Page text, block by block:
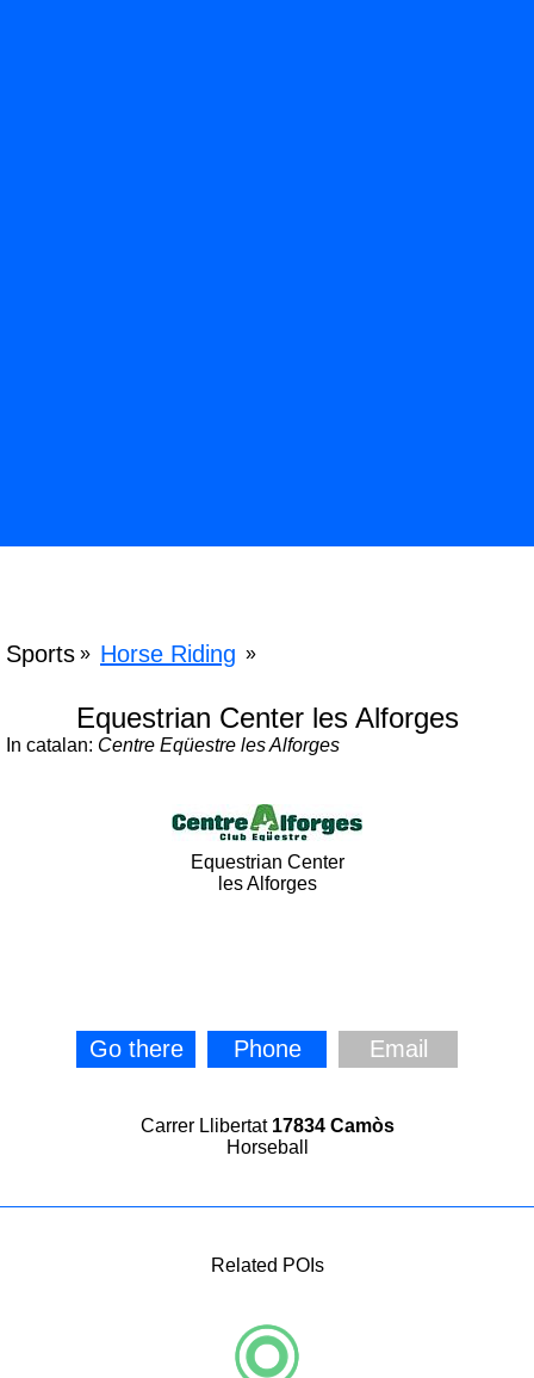
Sports » Horse Riding »
Equestrian Center les Alforges
In catalan: Centre Eqüestre les Alforges
Equestrian Center
les Alforges
Go there Phone Email
Carrer Llibertat 17834 Camòs
Horseball
Related POIs